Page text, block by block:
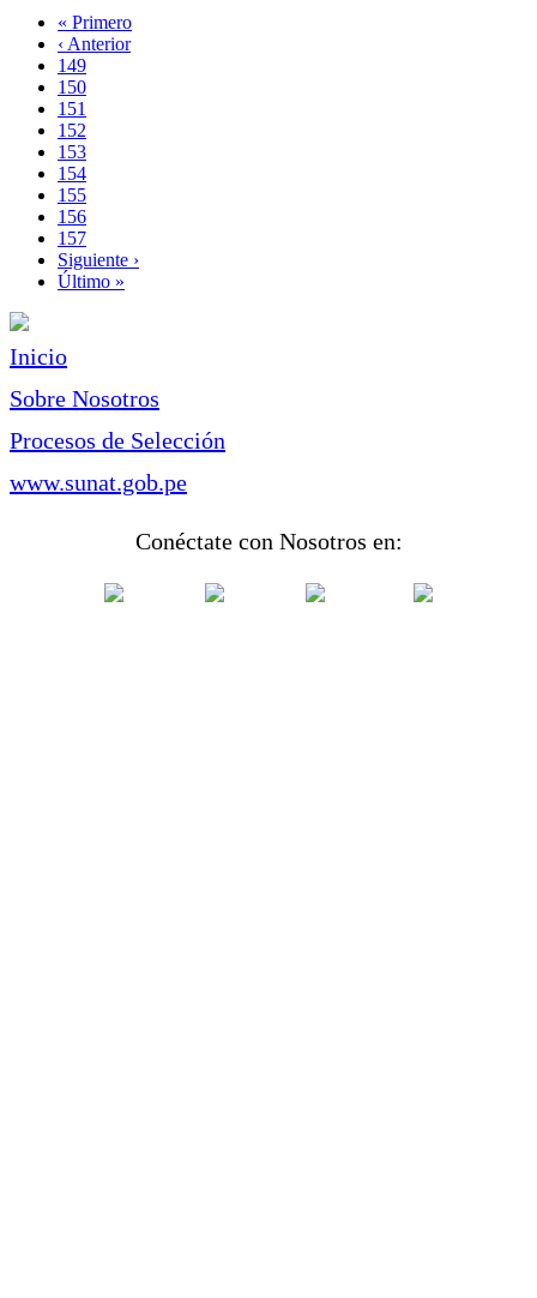
Paginación
Primera
página
« Primero
Página
anterior
‹ Anterior
Page
149
Page
150
Page
151
Page
152
Página
actual
153
Page
154
Page
155
Page
156
Page
157
Siguiente
página
Siguiente ›
Última
Último »
Inicio
Sobre Nosotros
Procesos de Selección
www.sunat.gob.pe
Conéctate con Nosotros en: